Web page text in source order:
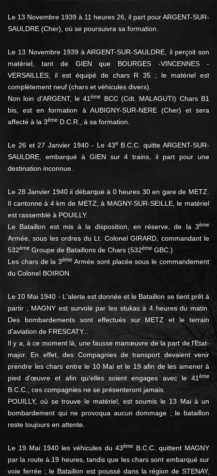
Le 13 Novembre 1939 à 11 heures 26, il part pour ARGENT-SUR-
SAULDRE (Cher), où se poursuivra sa formation.
Le 13 Novembre 1939 à ARGENT-SUR-SAULDRE, il perçoit son
matériel, tant de GIEN que BOURGES -VINCENNES -
VERSAILLES; il est équipé de chars R 35 ; le matériel est
complètement neuf (chars et véhicules divers).
Non loin d'ARGENT, le 41ème
BCC (Cdt. MALAGUTI) Chars B1
bis, est en formation à AUBIGNY-SUR-NERE (Cher) et sera
affecté à la 3ème D.C.R., à sa formation.
Le 26 et 27 Janvier 1940 - Le 43eB.C.C. quitte ARGENT-SUR-
SAULDRE, embarqué à GIEN sur 4 trains, il part pour une
destination inconnue.
Le 28 Janvier 1940 il débarque à 0 heures 30 en gare de METZ.
Il cantonne à 4 km de METZ, à MAGNY-SUR-SEILLE, le matériel
est rassemblé à POUILLY.
Le Bataillon est mis à la disposition, en réserve, de la 3ème
Armée, sous les ordres du Lt. Colonel GIRARD, commandant le
532ème Groupe de Bataillons de Chars (532ème GBC.)
Les chars de la 3ème Armée sont placée sous le commande­ment
du Colonel BOIRON.
Le 10 Mai 1940 - L'alerte est donnée et le Bataillon se tient prêt à
partir ; MAGNY est survolé par les stukas à 4 heures du matin.
Des bombardements sont effectués sur METZ et le terrain
d'aviation de FRESCATY...
Il y a, à ce moment là, une fausse manœuvre de la part de l'Etat-
major. En effet, des Compagnies de transport de­vaient venir
prendre les chars entre le 10 Mai et le 19 afin de les amener à
pied d'œuvre et afin qu'elles soient engages avec le 41 ème
B.C.C.; ces compagnies ne se présenteront jamais.
POUILLY, où se trouve le matériel, est soumis le 13 Mai à un
bombardement qui ne provoqua aucun dommage ; le bataillon
reste toujours en attente.
Le 19 Mai 1940 les véhicules du 43ème B.C.C. quittent MAGNY
par la route à 19 heures, tandis que les chars sont embarqué sur
voie ferrée ; le Bataillon est poussé dans la région de STENAY,